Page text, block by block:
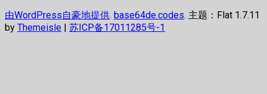
由WordPress自豪地提供. base64de.codes. 主题：Flat 1.7.11
by Themeisle 苏ICP备17011285号-1